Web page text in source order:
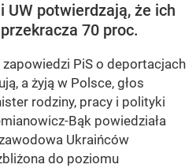
UW potwierdzają, że ich
70 proc.
PiS o deportacjach
a żyją w Polsce, głos
rodziny, pracy i polityki
Bąk powiedziała
Ukraińców
do poziomu